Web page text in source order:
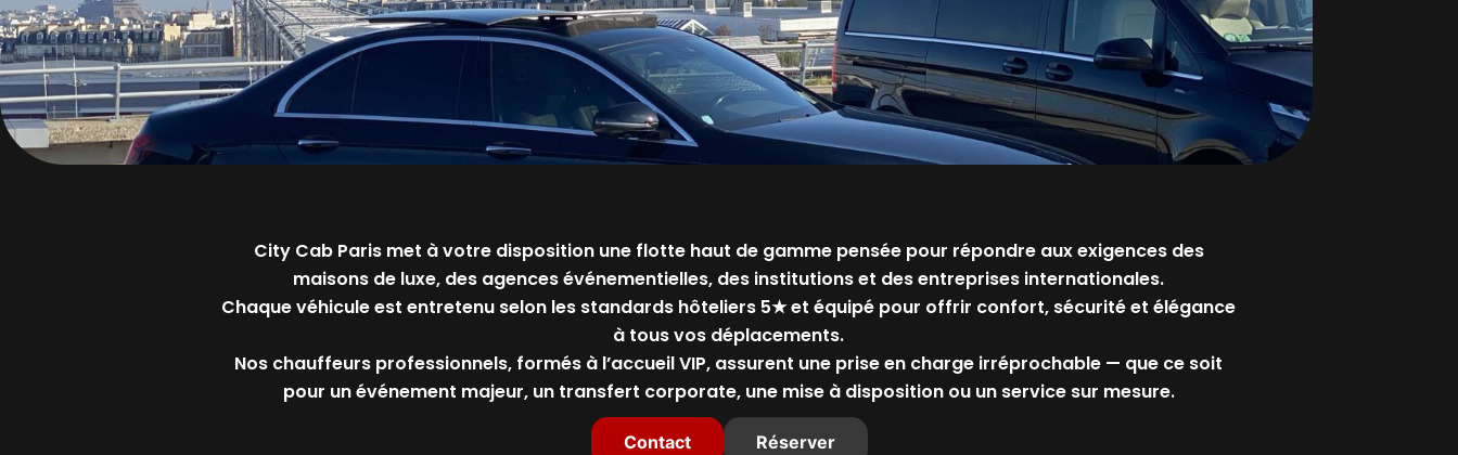
City Cab Paris met à votre disposition une flotte haut de gamme pensée pour répondre aux exigences des
maisons de luxe, des agences événementielles, des institutions et des entreprises internationales.
Chaque véhicule est entretenu selon les standards hôteliers 5★ et équipé pour offrir confort, sécurité et élégance
à tous vos déplacements.
Nos chauffeurs professionnels, formés à l’accueil VIP, assurent une prise en charge irréprochable — que ce soit
pour un événement majeur, un transfert corporate, une mise à disposition ou un service sur mesure.
Contact Réserver